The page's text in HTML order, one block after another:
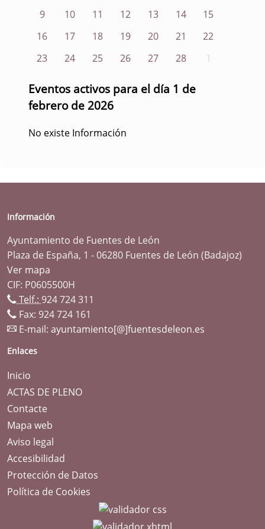
9
10 11 12 13 14
15
16
17 18 19 20 21
22
23
24 25 26 27 28 1
Eventos activos para el día 1 de
febrero de 2026
No existe Información
Información
Ayuntamiento de Fuentes de León
Plaza de España, 1 - 06280 Fuentes de León (Badajoz)
Ver mapa
CIF: P0605500H
Telf.: 924 724 311
Fax: 924 724 161
E-mail: ayuntamiento[@]fuentesdeleon.es
Enlaces
Inicio
ACTAS DE PLENO
Contacte
Mapa web
Aviso legal
Accesibilidad
Protección de Datos
Política de Cookies